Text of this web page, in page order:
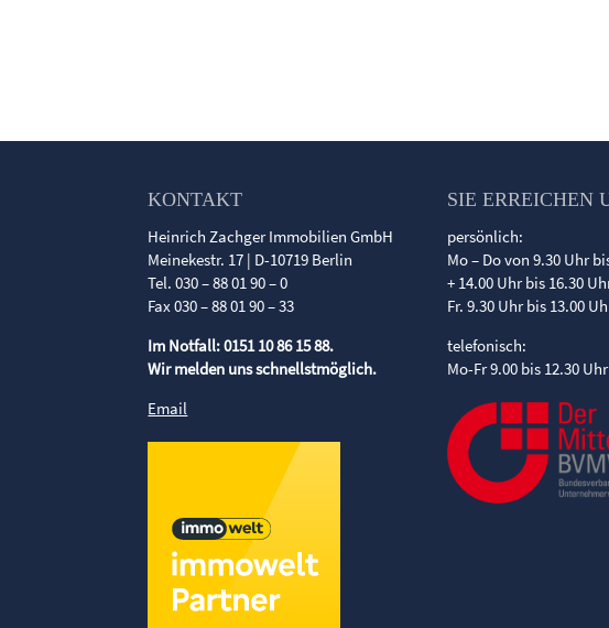
KONTAKT
Heinrich Zachger Immobilien GmbH
Meinekestr. 17 | D-10719 Berlin
Tel. 030 – 88 01 90 – 0
Fax 030 – 88 01 90 – 33
Im Notfall: 0151 10 86 15 88.
Wir melden uns schnellstmöglich.
Email
SIE ERREICHEN
persönlich:
Mo – Do von 9.30 Uhr
+ 14.00 Uhr bis 16.30
Fr. 9.30 Uhr bis 13.00
telefonisch:
Mo-Fr 9.00 bis 12.30 Uhr